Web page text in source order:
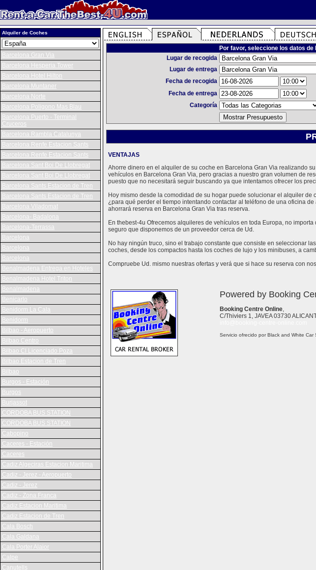
Alquiler de Coches
Barcelona Gran Via
Barcelona Hesperia Tower
Barcelona Hotel Hilton
Barcelona Muntaner
Barcelona Norte
Barcelona Poligono Mas Blau
Barcelona Puerto - Terminal
Cruceros
Barcelona Rambla Catalunya
Barcelona Renfe Estacion Sants
Barcelona Renfe Estacion Sants
Barcelona Sant Boi De Llobregat
Barcelona Sant Boi De Llobregat
Barcelona Sants Estacion de Tren
Barcelona Sants Estacion de Tren
Barcelona Viladomat
Barcelona- Badalona
Barcelona-Terrassa
Barcelona
Barcelona
Barcelona
Benalmadena Entrega en Hoteles
Benalmadena Hotel Triton
Benalmadena
Benicarlo
Benidorm La Cala
Benidorm
Bilbao - Aeropuerto
Bilbao Centro
Bilbao Cl Licenciado Poza
Bilbao Estacion de Tren
Bilbao
Burgos - Estación
Burgos
Burjassot
CORDOBA BUS STATION
CORDOBA BUS STATION
Cabopino
Caceres - Estación
Caceres
Cadiz Algeciras Estacion Maritima
Cadiz - Jerez - Aeropuerto
Cadiz - Jerez
Cadiz - Zona Franca
Cadiz Estacion Maritima
Cadiz Estacion de Tren
Cala Bosch
Cala Galdana
Cala Porter Alaior
Calpe
Canutells
Por favor, seleccione los datos
Lugar de recogida
Lugar de entrega
Fecha de recogida
Fecha de entrega
Categoría
VENTAJAS
Ahorre dinero en el alquiler de su coche en Barcelona Gran Via realizando
vehículos en Barcelona Gran Via, pero gracias a nuestro gran volumen de
puesto que no necesitará seguir buscando ya que intentamos ofrecer los
Hoy mismo desde la comodidad de su hogar puede solucionar el alquiler
¿para qué perder el tiempo intentando contactar al teléfono de una oficina
ahorrará reserva en Barcelona Gran Via tras reserva.
En thebest-4u Ofrecemos alquileres de vehículos en toda Europa, no
seguro que disponemos de un proveedor cerca de Ud.
No hay ningún truco, sino el trabajo constante que consiste en seleccionar
coches, desde los compactos hasta los coches de lujo y los minibuses, a
Compruebe Ud. mismo nuestras ofertas y verá que si hace su reserva con
Powered by Booking
Booking Centre Online,
C/Thiviers 1, JAVEA 03730
Servicio ofrecido por Black and White